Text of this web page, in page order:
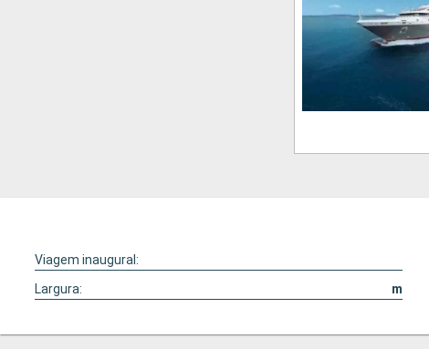
Viagem inaugural:
Largura:
m